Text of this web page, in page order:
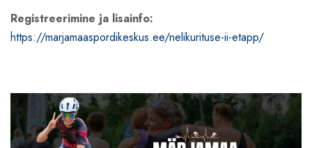
Registreerimine ja lisainfo:
https://marjamaaspordikeskus.ee/nelikurituse-ii-etapp/